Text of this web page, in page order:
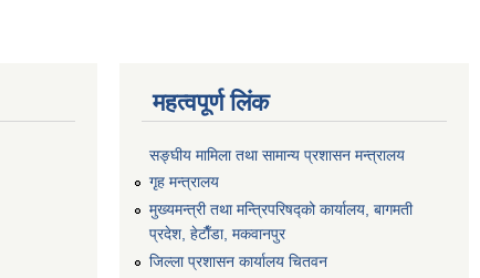
महत्वपूर्ण लिंक
सङ्‍घीय मामिला तथा सामान्य प्रशासन मन्त्रालय
गृह मन्त्रालय
मुख्यमन्त्री तथा मन्त्रिपरिषद्को कार्यालय, बागमती
प्रदेश, हेटाैँडा, मकवानपुर
जिल्ला प्रशासन कार्यालय चितवन